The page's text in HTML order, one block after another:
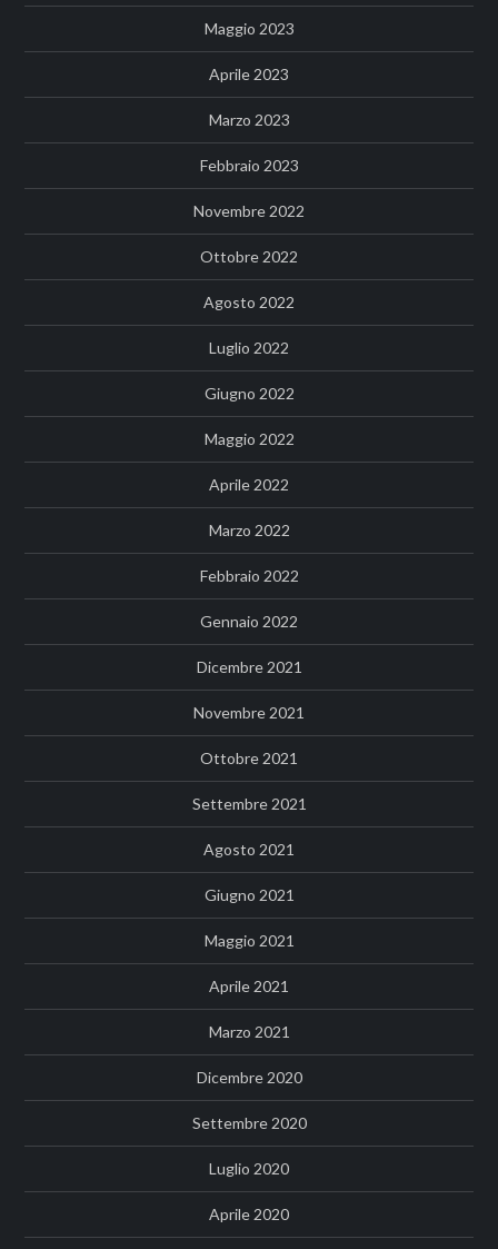
Maggio 2023
Aprile 2023
Marzo 2023
Febbraio 2023
Novembre 2022
Ottobre 2022
Agosto 2022
Luglio 2022
Giugno 2022
Maggio 2022
Aprile 2022
Marzo 2022
Febbraio 2022
Gennaio 2022
Dicembre 2021
Novembre 2021
Ottobre 2021
Settembre 2021
Agosto 2021
Giugno 2021
Maggio 2021
Aprile 2021
Marzo 2021
Dicembre 2020
Settembre 2020
Luglio 2020
Aprile 2020